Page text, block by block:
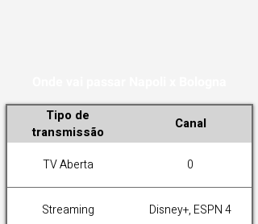
Tipo de
transmissão
Canal
TV Aberta 0
Streaming Disney+, ESPN 4